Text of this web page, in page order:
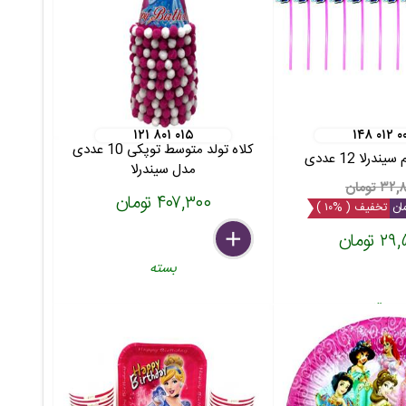
۰۱۲ ۰۰۱
12 عددی
تومان
تخفیف ( %۱۰ )
بسته
۱۲۱ ۸۰۱ ۰۱۵
کلاه تولد متوسط توپکی 10 عددی
مدل سیندرلا
۴۰۷,۳۰۰ تومان
delete
remove
add
بسته